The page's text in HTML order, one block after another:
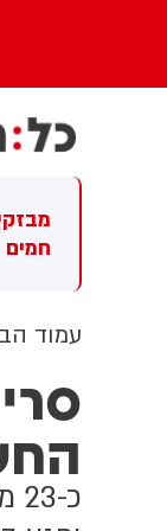
חמים
ממשלת הונגריה
תציג מחר
לנשיאות
עמוד